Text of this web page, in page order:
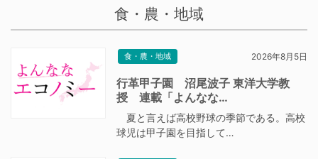
食・農・地域
食・農・地域 2026年8月5日
行革甲子園 沼尾波子 東洋大学教
授 連載「よんなな…
夏と言えば高校野球の季節である。高校
球児は甲子園を目指して…